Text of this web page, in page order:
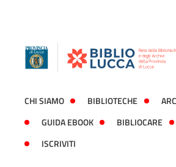
CHI SIAMO BIBLIOTECHE
GUIDA EBOOK
BIBLIOCARE
ISCRIVITI